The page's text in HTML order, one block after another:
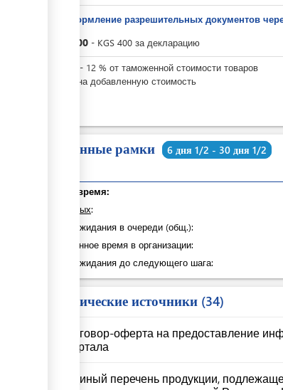
За оформление разрешительных документов
400 - KGS 400 за декларацию
- 12 % от таможенной стоимости товаров
Налог на добавленную стоимость
Временные рамки 6 дня 1/2 - 30 дня 1/2
Общее время:
из которых:
Время ожидания в очереди (общ.):
Затраченное время в организации:
Время ожидания до следующего шага:
Юридические источники 34
Договор-оферта на предоставление
портала
Единый перечень продукции,